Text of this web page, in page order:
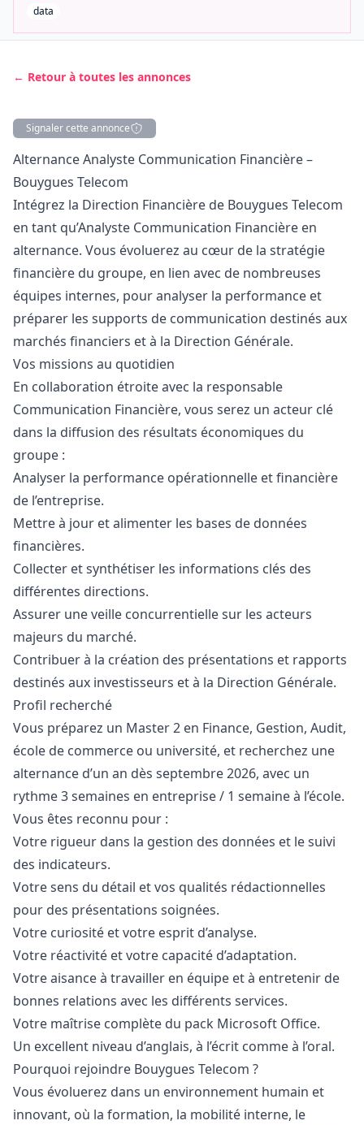
data
← Retour à toutes les annonces
Signaler cette annonce
Description
Alternance Analyste Communication Financière –
Bouygues Telecom
Intégrez la Direction Financière de Bouygues Telecom
en tant qu’Analyste Communication Financière en
alternance. Vous évoluerez au cœur de la stratégie
financière du groupe, en lien avec de nombreuses
équipes internes, pour analyser la performance et
préparer les supports de communication destinés aux
marchés financiers et à la Direction Générale.
Vos missions au quotidien
En collaboration étroite avec la responsable
Communication Financière, vous serez un acteur clé
dans la diffusion des résultats économiques du
groupe :
Analyser la performance opérationnelle et financière
de l’entreprise.
Mettre à jour et alimenter les bases de données
financières.
Collecter et synthétiser les informations clés des
différentes directions.
Assurer une veille concurrentielle sur les acteurs
majeurs du marché.
Contribuer à la création des présentations et rapports
destinés aux investisseurs et à la Direction Générale.
Profil recherché
Vous préparez un Master 2 en Finance, Gestion, Audit,
école de commerce ou université, et recherchez une
alternance d’un an dès septembre 2026, avec un
rythme 3 semaines en entreprise / 1 semaine à l’école.
Vous êtes reconnu pour :
Votre rigueur dans la gestion des données et le suivi
des indicateurs.
Votre sens du détail et vos qualités rédactionnelles
pour des présentations soignées.
Votre curiosité et votre esprit d’analyse.
Votre réactivité et votre capacité d’adaptation.
Votre aisance à travailler en équipe et à entretenir de
bonnes relations avec les différents services.
Votre maîtrise complète du pack Microsoft Office.
Un excellent niveau d’anglais, à l’écrit comme à l’oral.
Pourquoi rejoindre Bouygues Telecom ?
Vous évoluerez dans un environnement humain et
innovant, où la formation, la mobilité interne, le